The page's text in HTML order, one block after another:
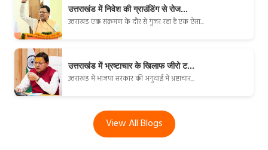
उत्तराखंड में निवेश की ग्राउंडिंग से रोज...
उत्तराखंड एक संक्रमण के दौर से गुजर रहा है एक ऐसा...
उत्तराखंड में भ्रष्टाचार के खिलाफ जीरो ट...
उत्तराखंड में भाजपा सरकार की अगुवाई में भ्रष्टाचार...
View All Blogs